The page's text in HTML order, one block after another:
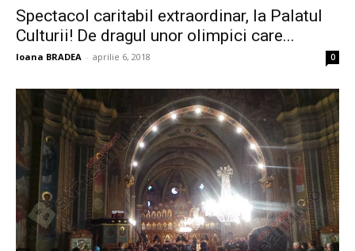
Spectacol caritabil extraordinar, la Palatul
Culturii! De dragul unor olimpici care...
Ioana BRADEA - aprilie 6, 2018 0